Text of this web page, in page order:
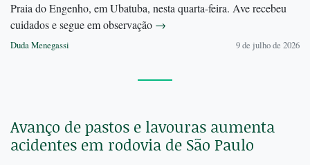
Praia do Engenho, em Ubatuba, nesta quarta-feira. Ave recebeu
cuidados e segue em observação →
Duda Menegassi 9 de julho de 2026
Avanço de pastos e lavouras aumenta
acidentes em rodovia de São Paulo